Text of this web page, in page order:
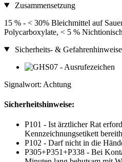
Zusammensetzung
15 % - < 30% Bleichmittel auf
Polycarboxylate, < 5 %
Sicherheits- & Gefahrenhinweise
Signalwort: Achtung
Sicherheitshinweise:
P101 - Ist ärztlicher Rat
Kennzeichnungsetikett
P102 - Darf nicht in die
P305+P351+P338 - Bei